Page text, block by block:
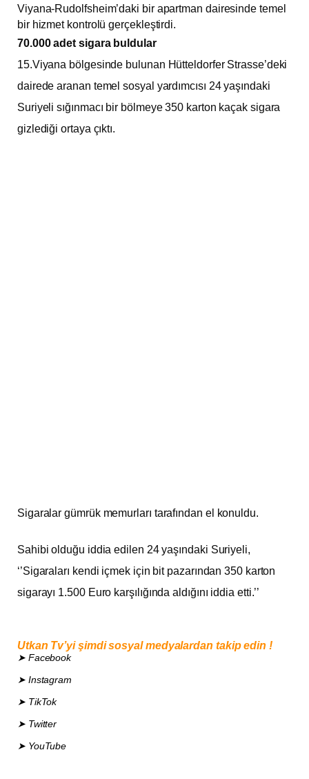
Viyana-Rudolfsheim’daki bir apartman dairesinde temel
bir hizmet kontrolü gerçekleştirdi.
70.000 adet sigara buldular
15.Viyana bölgesinde bulunan Hütteldorfer Strasse’deki
dairede aranan temel sosyal yardımcısı 24 yaşındaki
Suriyeli sığınmacı bir bölmeye 350 karton kaçak sigara
gizlediği ortaya çıktı.
Sigaralar gümrük memurları tarafından el konuldu.
Sahibi olduğu iddia edilen 24 yaşındaki Suriyeli,
‘’Sigaraları kendi içmek için bit pazarından 350 karton
sigarayı 1.500 Euro karşılığında aldığını iddia etti.’’
Utkan Tv’yi şimdi sosyal medyalardan takip edin !
➤ Facebook
➤ Instagram
➤ TikTok
➤ Twitter
➤ YouTube